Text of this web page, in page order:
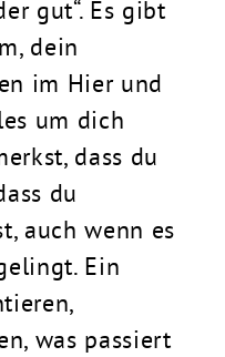
gut“. Es gibt
dein
im Hier und
um dich
dass du
du
auch wenn es
Ein
was passiert